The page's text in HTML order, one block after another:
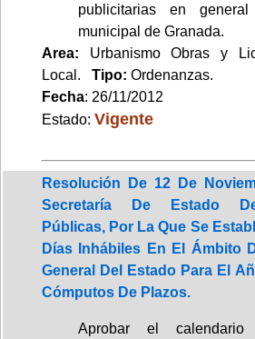
publicitarias en
municipal de Granada.
Area: Urbanismo Obras y
Local. Tipo: Ordenanzas.
Fecha: 26/11/2012
Estado: Vigente
Resolución De 12 De
Secretaría De Estado
Públicas, Por La Que Se
Días Inhábiles En El Ámbito
General Del Estado Para El
Cómputos De Plazos.
Aprobar el